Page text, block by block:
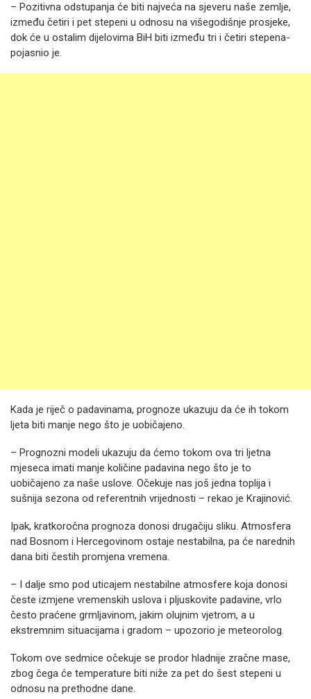
– Pozitivna odstupanja će biti najveća na sjeveru naše zemlje,
između četiri i pet stepeni u odnosu na višegodišnje prosjeke,
dok će u ostalim dijelovima BiH biti između tri i četiri stepena-
pojasnio je.
Kada je riječ o padavinama, prognoze ukazuju da će ih tokom
ljeta biti manje nego što je uobičajeno.
– Prognozni modeli ukazuju da ćemo tokom ova tri ljetna
mjeseca imati manje količine padavina nego što je to
uobičajeno za naše uslove. Očekuje nas još jedna toplija i
sušnija sezona od referentnih vrijednosti – rekao je Krajinović.
Ipak, kratkoročna prognoza donosi drugačiju sliku. Atmosfera
nad Bosnom i Hercegovinom ostaje nestabilna, pa će narednih
dana biti čestih promjena vremena.
– I dalje smo pod uticajem nestabilne atmosfere koja donosi
česte izmjene vremenskih uslova i pljuskovite padavine, vrlo
često praćene grmljavinom, jakim olujnim vjetrom, a u
ekstremnim situacijama i gradom – upozorio je meteorolog.
Tokom ove sedmice očekuje se prodor hladnije zračne mase,
zbog čega će temperature biti niže za pet do šest stepeni u
odnosu na prethodne dane.